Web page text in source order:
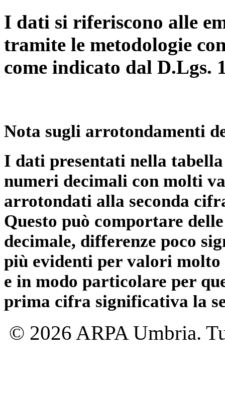
I dati si riferiscono alle
tramite le metodologie
come indicato dal D.Lgs.
Nota sugli arrotondamenti
I dati presentati nella
numeri decimali con molti
arrotondati alla seconda
Questo può comportare
decimale, differenze poco
più evidenti per valori
e in modo particolare per
prima cifra significativa la
© 2026 ARPA Umbria.